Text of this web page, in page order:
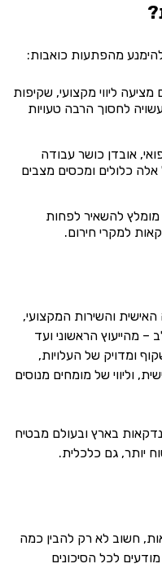
מהפתעות כואבות:
ליווי מקצועי, שקיפות
לחסוך הרבה טעויות
אובדן כושר עבודה
כלולים ומכסים מצבים
להשאיר לפחות
והשירות המקצועי,
מהייעוץ הראשוני ועד
ומדויק של העלויות,
וליווי של מומחים מנוסים
בארץ ובעולם מבטיח
יותר, גם כלכלית.
חשוב לא רק להבין כמה
לכל הסיכונים